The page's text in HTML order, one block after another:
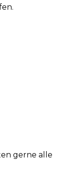
gerne alle